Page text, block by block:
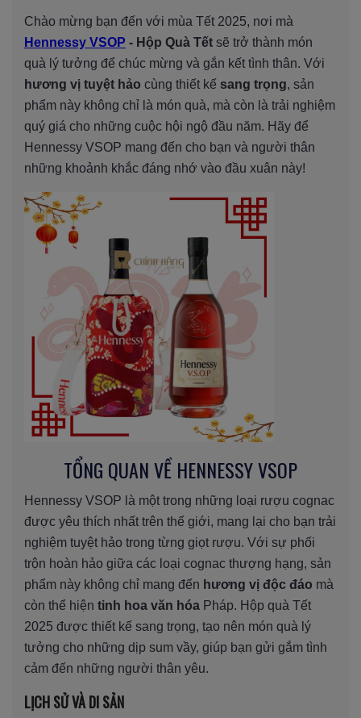
Chào mừng bạn đến với mùa Tết 2025, nơi mà
Hennessy VSOP - Hộp Quà Tết sẽ trở thành món
quà lý tưởng để chúc mừng và gắn kết tình thân. Với
hương vị tuyệt hảo cùng thiết kế sang trọng, sản
phẩm này không chỉ là món quà, mà còn là trải nghiệm
quý giá cho những cuộc hội ngộ đầu năm. Hãy để
Hennessy VSOP mang đến cho bạn và người thân
những khoảnh khắc đáng nhớ vào đầu xuân này!
TỔNG QUAN VỀ HENNESSY VSOP
Hennessy VSOP là một trong những loại rượu cognac
được yêu thích nhất trên thế giới, mang lại cho bạn trải
nghiệm tuyệt hảo trong từng giọt rượu. Với sự phối
trộn hoàn hảo giữa các loại cognac thượng hạng, sản
phẩm này không chỉ mang đến hương vị độc đáo mà
còn thể hiện tinh hoa văn hóa Pháp. Hộp quà Tết
2025 được thiết kế sang trọng, tạo nên món quà lý
tưởng cho những dịp sum vầy, giúp bạn gửi gắm tình
cảm đến những người thân yêu.
LỊCH SỬ VÀ DI SẢN